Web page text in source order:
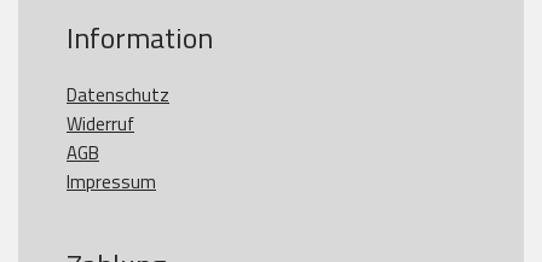
Information
Datenschutz
Widerruf
AGB
Impressum